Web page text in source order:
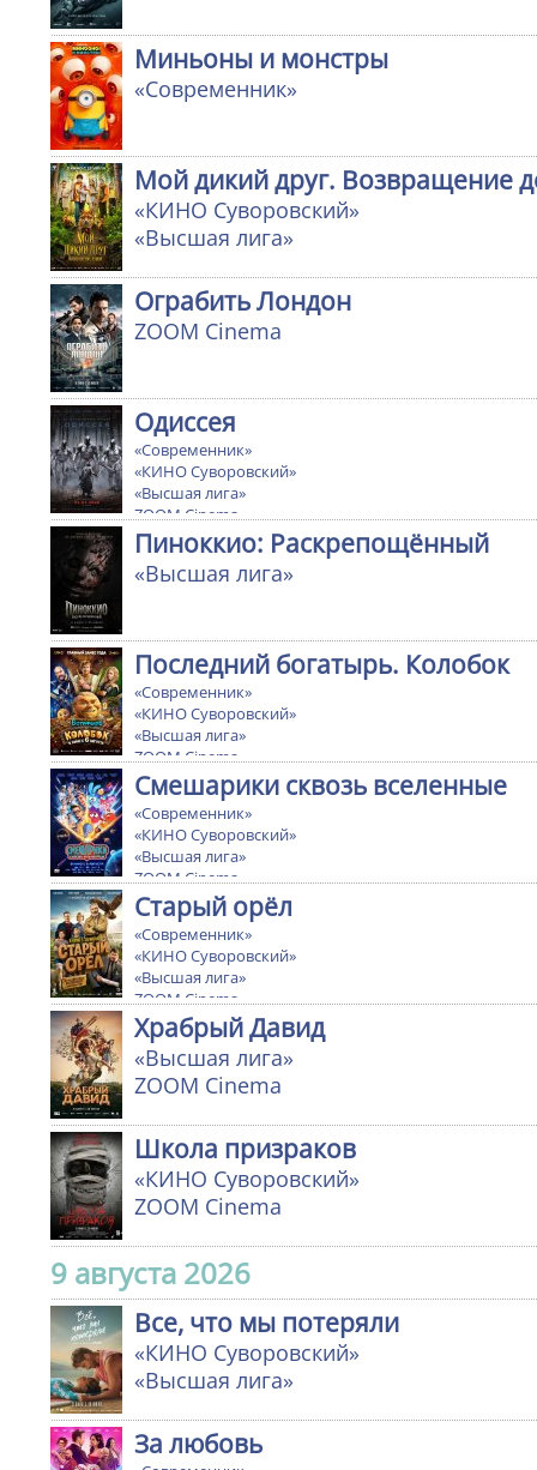
Миньоны и монстры
«Современник»
Мой дикий друг. Возвращение
«КИНО Суворовский»
«Высшая лига»
Ограбить Лондон
ZOOM Cinema
Одиссея
«Современник»
«КИНО Суворовский»
«Высшая лига»
ZOOM Cinema
Ultra cinema
Пиноккио: Раскрепощённый
«Высшая лига»
Последний богатырь. Колобок
«Современник»
«КИНО Суворовский»
«Высшая лига»
ZOOM Cinema
Ultra cinema
Смешарики сквозь вселенные
«Современник»
«КИНО Суворовский»
«Высшая лига»
ZOOM Cinema
Ultra cinema
Старый орёл
«Современник»
«КИНО Суворовский»
«Высшая лига»
ZOOM Cinema
Храбрый Давид
«Высшая лига»
ZOOM Cinema
Школа призраков
«КИНО Суворовский»
ZOOM Cinema
9 августа 2026
Все, что мы потеряли
«КИНО Суворовский»
«Высшая лига»
За любовь